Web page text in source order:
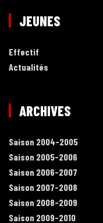
JEUNES
Effectif
Actualités
ARCHIVES
Saison 2004-2005
Saison 2005-2006
Saison 2006-2007
Saison 2007-2008
Saison 2008-2009
Saison 2009-2010